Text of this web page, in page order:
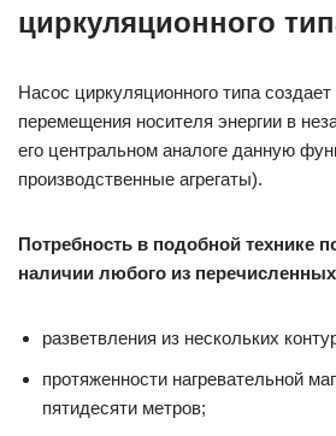
циркуляционного
Насос циркуляционного типа
перемещения носителя энергии в
его центральном аналоге данную
производственные агрегаты).
Потребность в подобной технике
наличии любого из
разветвления из нескольких
протяженности нагревательной
пятидесяти метров;